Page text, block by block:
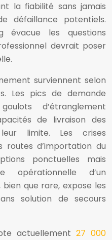
la fiabilité sans jamais
défaillance potentiels.
évacue les questions
devrait poser
surviennent selon
Les pics de demande
d’étranglement
de livraison des
limite. Les crises
routes d’importation du
ponctuelles mais
opérationnelle d’un
que rare, expose les
solution de secours
actuellement 27 000